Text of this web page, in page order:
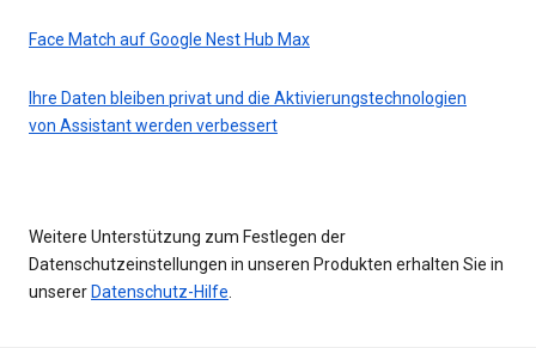
Face Match auf Google Nest Hub Max
Ihre Daten bleiben privat und die Aktivierungstechnologien
von Assistant werden verbessert
Weitere Unterstützung zum Festlegen der
Datenschutzeinstellungen in unseren Produkten erhalten Sie in
unserer Datenschutz-Hilfe.